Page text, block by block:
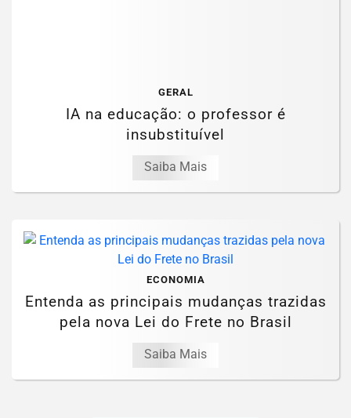
GERAL
IA na educação: o professor é
insubstituível
Saiba Mais
ECONOMIA
Entenda as principais mudanças trazidas
pela nova Lei do Frete no Brasil
Saiba Mais